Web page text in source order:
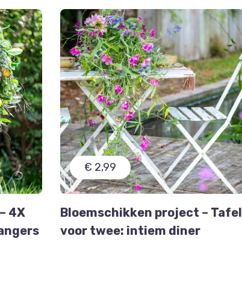
4X
€ 2,99
Bloemschikken project – Tafel
voor twee: intiem diner